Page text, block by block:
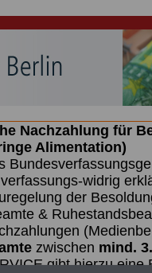
Nachzahlung für
Alimentation)
widrig
der
&
zwischen mind.
gibt hierzu eine